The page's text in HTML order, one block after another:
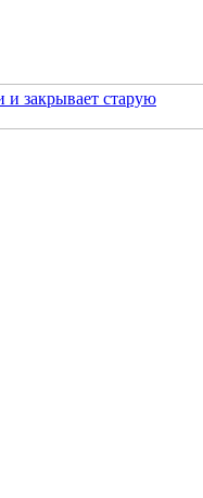
закрывает старую